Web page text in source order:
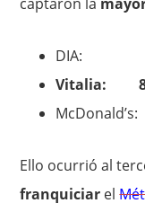
DIA: 11,1
Vitalia:
Ello ocurrió al
franquiciar el